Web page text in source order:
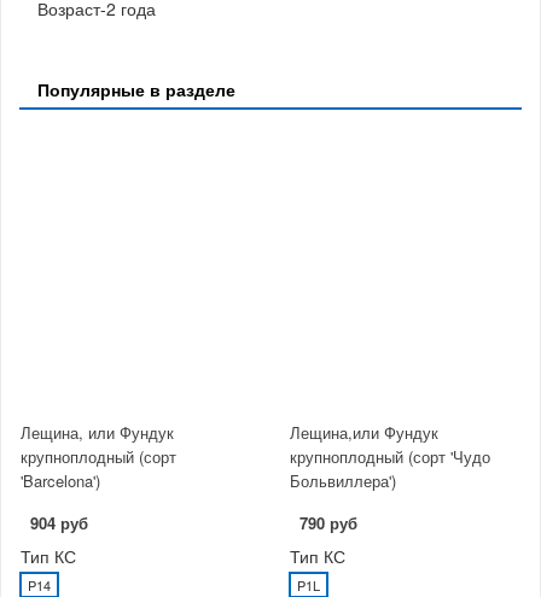
Возраст-2 года
Популярные в разделе
Лещина, или Фундук
крупноплодный (сорт
'Barcelona')
904 руб
Тип КС
P14
Лещина,или Фундук
крупноплодный (сорт 'Чудо
Больвиллера')
790 руб
Тип КС
P1L